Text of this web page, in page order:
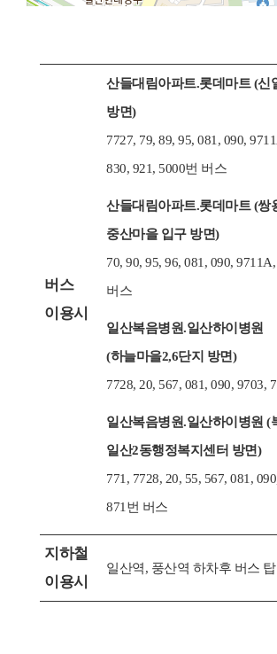
버스
이용시
산들대림아파트.롯데마트 (신
방면)
7727, 79, 89, 95, 081, 090,
830, 921, 5000번 버스
산들대림아파트.롯데마트 (쌍
중산마을 입구 방면)
70, 90, 95, 96, 081, 090,
버스
일산복음병원.일산하이병원
(하늘마을2,6단지 방면)
7728, 20, 567, 081, 090, 9703,
일산복음병원.일산하이병원 (
일산2동행정복지센터 방면)
771, 7728, 20, 55, 567, 081,
871번 버스
지하철
이용시
일산역, 풍산역 하차후 버스